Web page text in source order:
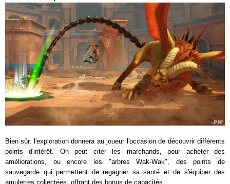
Bien sûr, l'exploration donnera au joueur l'occasion de découvrir différents
points d'intérêt. On peut citer les marchands, pour acheter des
améliorations, ou encore les "arbres Wak-Wak", des points de
sauvegarde qui permettent de regagner sa santé et de s'équiper des
amulettes collectées, offrant des bonus de capacités.